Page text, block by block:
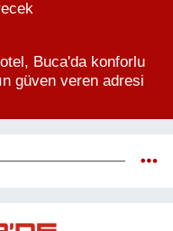
Buca'da konforlu
güven veren adresi